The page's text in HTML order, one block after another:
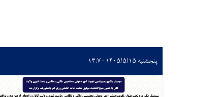
پنجشنبه ۱۴۰۵/۵/۱۵ - ۱۳:۷